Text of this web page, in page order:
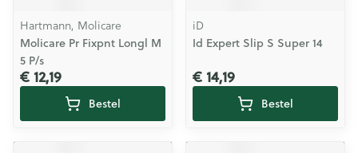
Hartmann, Molicare
Molicare Pr Fixpnt Longl M
5 P/s
€ 12,19
Bestel
iD
Id Expert Slip S Super 14
€ 14,19
Bestel